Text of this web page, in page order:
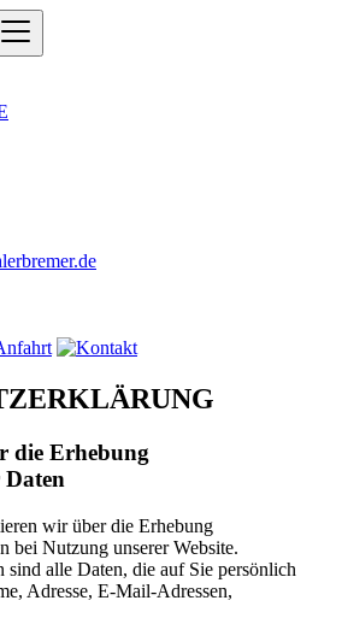
die Erhebung
Daten
wir über die Erhebung
bei Nutzung unserer Website.
sind alle Daten, die auf Sie persönlich
Adresse, E-Mail-Adressen,